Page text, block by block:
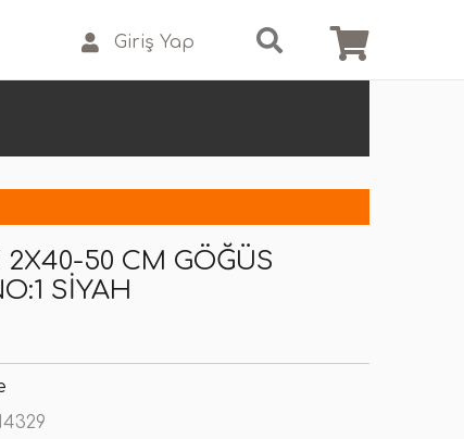
Giriş Yap
2X40-50 CM GÖĞÜS
SIYAH